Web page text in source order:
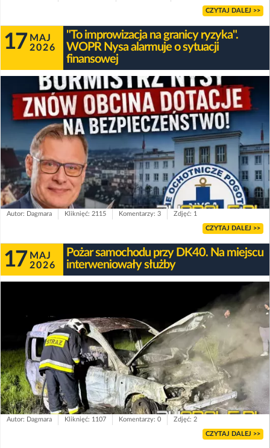
CZYTAJ DALEJ >>
17 MAJ
2026
"To improwizacja na granicy ryzyka".
WOPR Nysa alarmuje o sytuacji
finansowej
Autor: Dagmara Kliknięć: 2115 Komentarzy: 3 Zdjęć: 1
CZYTAJ DALEJ >>
17 MAJ
2026
Pożar samochodu przy DK40. Na miejscu
interweniowały służby
Autor: Dagmara Kliknięć: 1107 Komentarzy: 0 Zdjęć: 2
CZYTAJ DALEJ >>